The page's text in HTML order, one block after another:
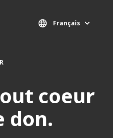
Français
coeur
don.